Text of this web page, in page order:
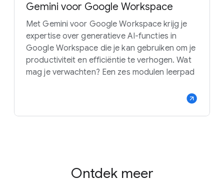
Gemini voor Google Workspace
Met Gemini voor Google Workspace krijg je
expertise over generatieve AI-functies in
Google Workspace die je kan gebruiken om je
productiviteit en efficiëntie te verhogen. Wat
mag je verwachten? Een zes modulen leerpad
Ontdek meer